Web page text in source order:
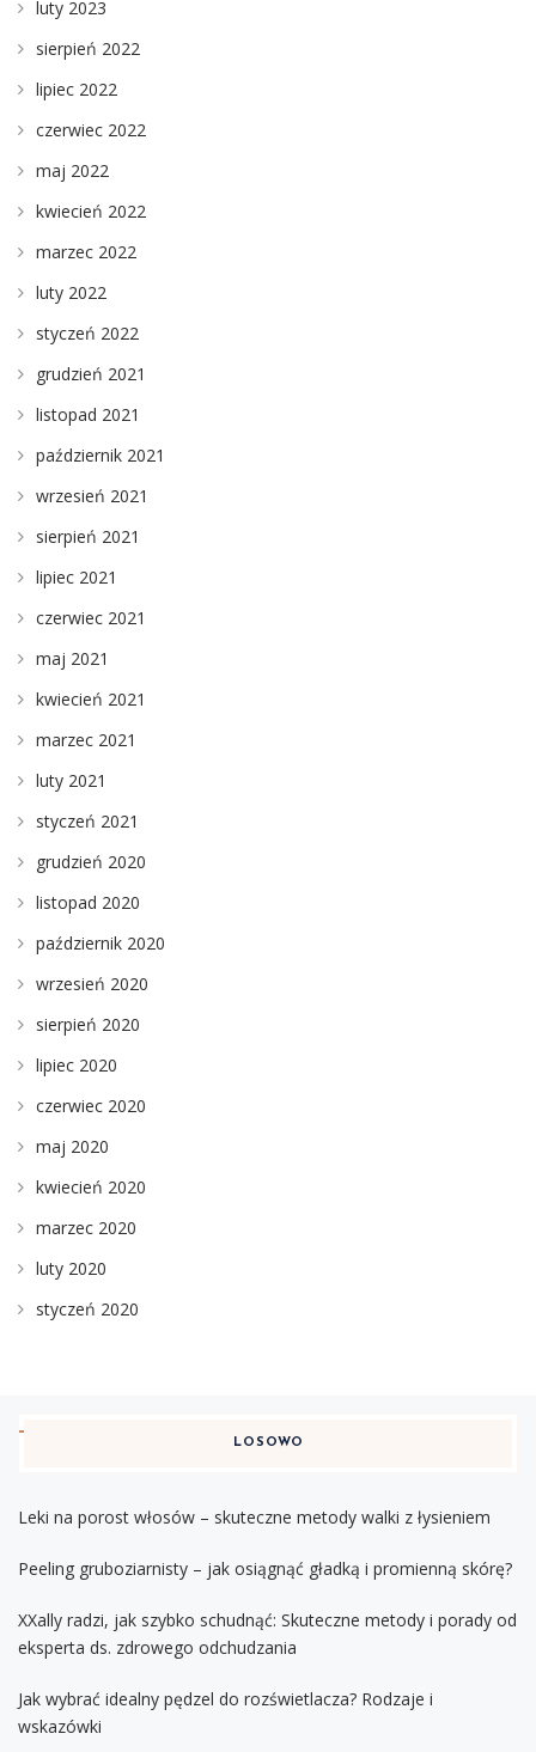
luty 2023
sierpień 2022
lipiec 2022
czerwiec 2022
maj 2022
kwiecień 2022
marzec 2022
luty 2022
styczeń 2022
grudzień 2021
listopad 2021
październik 2021
wrzesień 2021
sierpień 2021
lipiec 2021
czerwiec 2021
maj 2021
kwiecień 2021
marzec 2021
luty 2021
styczeń 2021
grudzień 2020
listopad 2020
październik 2020
wrzesień 2020
sierpień 2020
lipiec 2020
czerwiec 2020
maj 2020
kwiecień 2020
marzec 2020
luty 2020
styczeń 2020
LOSOWO
Leki na porost włosów – skuteczne metody walki z łysieniem
Peeling gruboziarnisty – jak osiągnąć gładką i promienną skórę?
XXally radzi, jak szybko schudnąć: Skuteczne metody i porady od
eksperta ds. zdrowego odchudzania
Jak wybrać idealny pędzel do rozświetlacza? Rodzaje i
wskazówki